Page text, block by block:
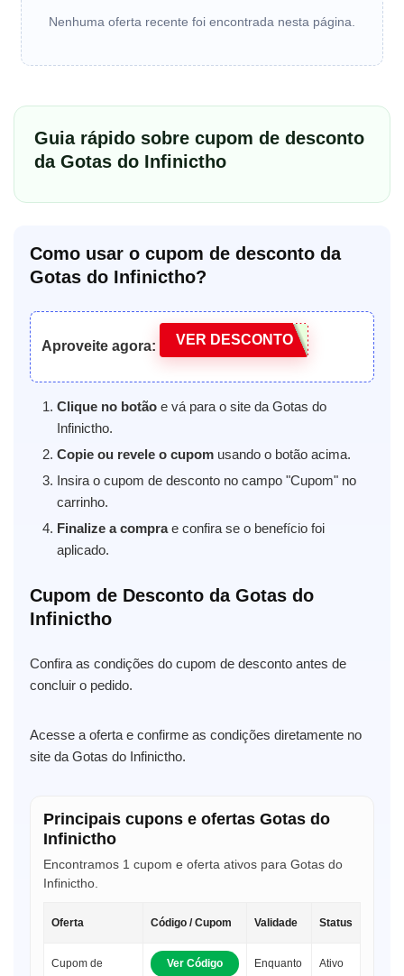
Nenhuma oferta recente foi encontrada nesta página.
Guia rápido sobre cupom de desconto
da Gotas do Infinictho
Como usar o cupom de desconto da
Gotas do Infinictho?
Aproveite agora: VER DESCONTO
Clique no botão e vá para o site da Gotas do
Infinictho.
Copie ou revele o cupom usando o botão acima.
Insira o cupom de desconto no campo "Cupom" no
carrinho.
Finalize a comprae confira se o benefício foi
aplicado.
Cupom de Desconto da Gotas do
Infinictho
Confira as condições do cupom de desconto antes de
concluir o pedido.
Acesse a oferta e confirme as condições diretamente no
site da Gotas do Infinictho.
Principais cupons e ofertas Gotas do
Infinictho
Encontramos 1 cupom e oferta ativos para Gotas do
Infinictho.
Oferta Código / Cupom Validade Status
Cupom de Ver Código Enquanto Ativo